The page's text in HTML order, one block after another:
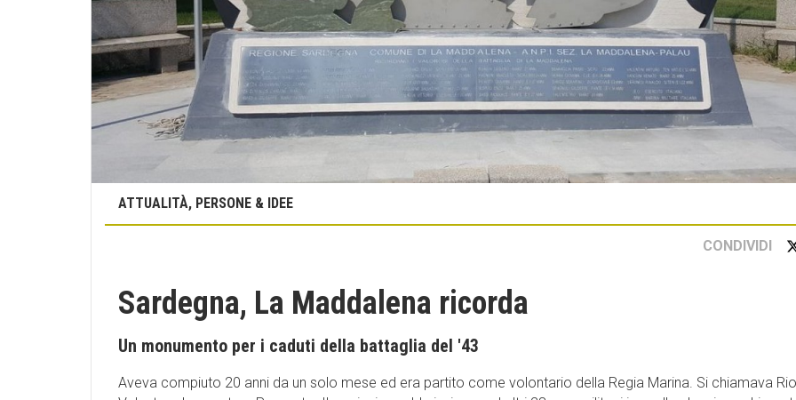
ATTUALITÀ, PERSONE & IDEE
CONDIVIDI
Sardegna, La Maddalena ricorda
Un monumento per i caduti della battaglia del '43
Aveva compiuto 20 anni da un solo mese ed era partito come volontario della Regia Marina. Si chiamava Rio